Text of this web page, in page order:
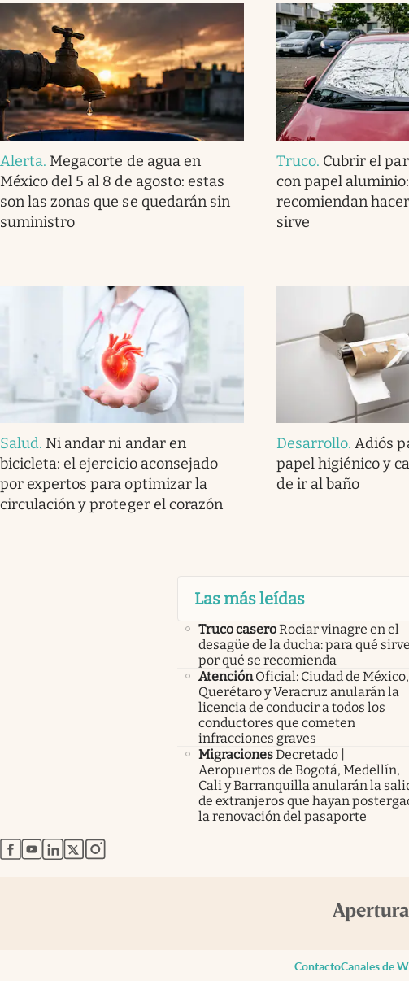
Alerta. Megacorte de agua en
México del 5 al 8 de agosto: estas
son las zonas que se quedarán sin
suministro
Truco. Cubrir el
con papel
recomiendan
sirve
Salud. Ni andar ni andar en
bicicleta: el ejercicio aconsejado
por expertos para optimizar la
circulación y proteger el corazón
Desarrollo.Adiós
papel higiénico y
de ir al baño
Las más leídas
Truco caseroRociar vinagre en el
desagüe de la ducha: para qué
por qué se recomienda
Atención Oficial: Ciudad de México,
Querétaro y Veracruz anularán la
licencia de conducir a todos los
conductores que cometen
infracciones graves
MigracionesDecretado |
Aeropuertos de Bogotá, Medellín,
Cali y Barranquilla anularán la
de extranjeros que hayan
la renovación del pasaporte
abre en nueva pestaña
abre en nueva pestaña
abre en nueva pestaña
abre en nueva pestaña
abre en nueva pestaña
ContactoCanales de